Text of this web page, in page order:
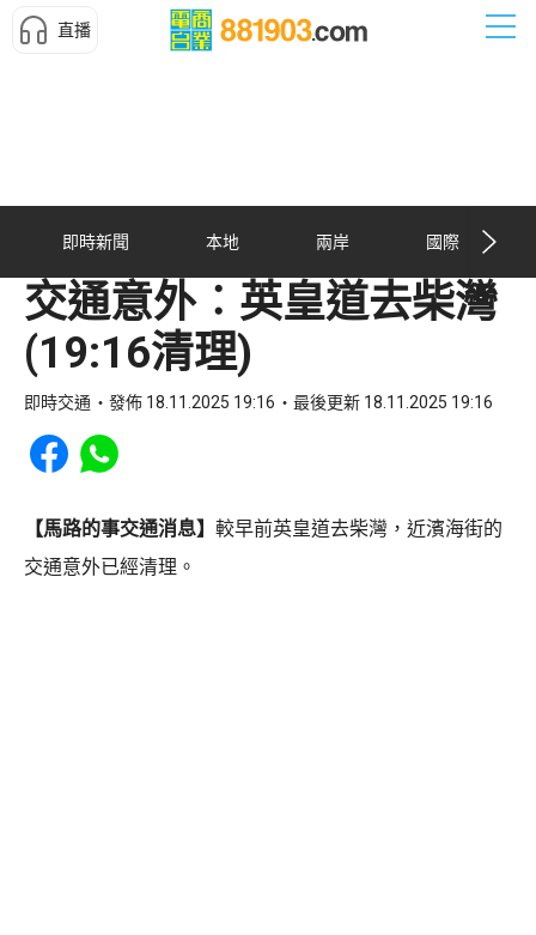
直播
即時新聞 本地 兩岸 國際
交通意外︰英皇道去柴灣
(19:16清理)
即時交通 發佈 18.11.2025 19:16 最後更新 18.11.2025 19:16
Share to Facebook
Share to WhatsApp
【馬路的事交通消息】 較早前英皇道去柴灣，近濱海街的
交通意外已經清理。